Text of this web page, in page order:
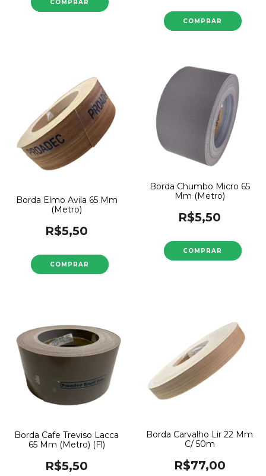
Borda Elmo Avila 65 Mm
(Metro)
R$5,50
Borda Chumbo Micro 65
Mm (Metro)
R$5,50
Borda Cafe Treviso Lacca
65 Mm (Metro) (Fl)
R$5,50
Borda Carvalho Lir 22 Mm
C/ 50m
R$77,00